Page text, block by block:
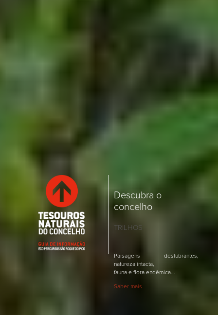
Descubra o
concelho
TRILHOS
Paisagens deslubrantes,
natureza intacta,
fauna e flora endêmica...
Saber mais